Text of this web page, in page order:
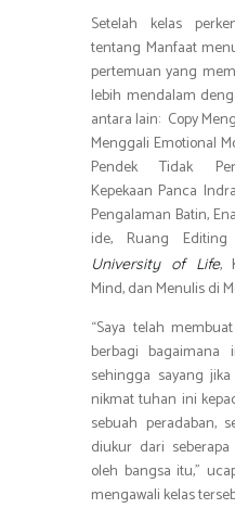
Setelah kelas
tentang Manfaat
pertemuan yang
lebih mendalam
antara lain: Copy
Menggali Emotional
Pendek Tidak
Kepekaan Panca
Pengalaman Batin,
ide, Ruang
University of Life,
Mind, dan Menulis di
“Saya telah
berbagi bagaimana
sehingga sayang
nikmat tuhan ini
sebuah peradaban,
diukur dari
oleh bangsa itu,”
mengawali kelas